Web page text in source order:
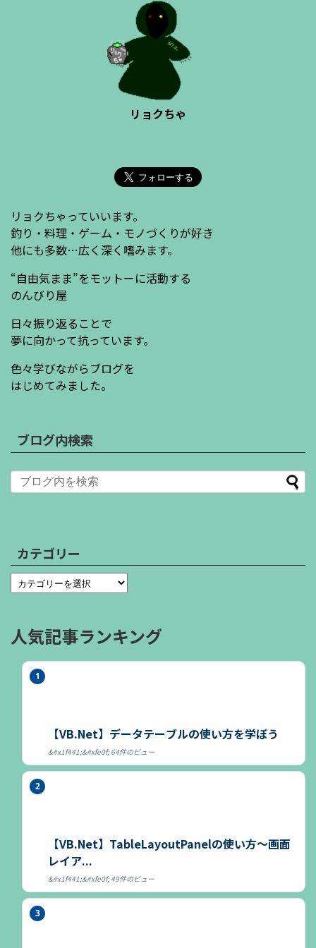
リョクちゃ
リョクちゃっていいます。
釣り・料理・ゲーム・モノづくりが好き
他にも多数…広く深く嗜みます。
“自由気まま”をモットーに活動する
のんびり屋
日々振り返ることで
夢に向かって抗っています。
色々学びながらブログを
はじめてみました。
ブログ内検索
カテゴリー
人気記事ランキング
【VB.Net】データテーブルの使い方を学ぼう
64件のビュー
【VB.Net】TableLayoutPanelの使い方～画面
レイア...
49件のビュー